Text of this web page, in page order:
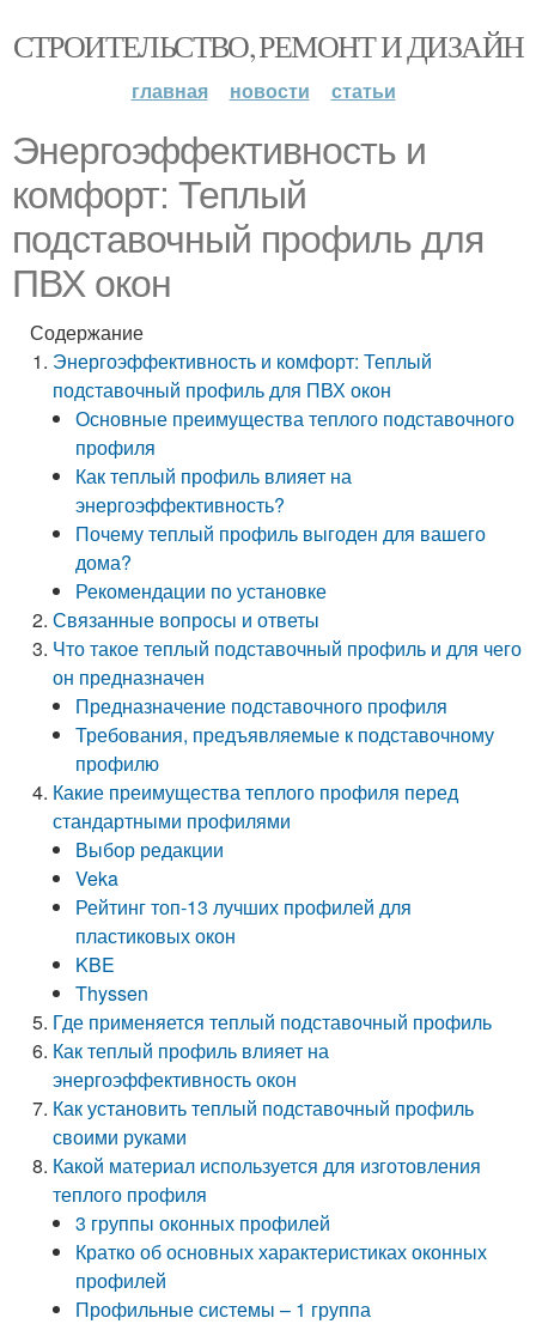
СТРОИТЕЛЬСТВО, РЕМОНТ И ДИЗАЙН
главная новости статьи
Энергоэффективность и
комфорт: Теплый
подставочный профиль для
ПВХ окон
Содержание
Энергоэффективность и комфорт: Теплый
подставочный профиль для ПВХ окон
Основные преимущества теплого подставочного
профиля
Как теплый профиль влияет на
энергоэффективность?
Почему теплый профиль выгоден для вашего
дома?
Рекомендации по установке
Связанные вопросы и ответы
Что такое теплый подставочный профиль и для чего
он предназначен
Предназначение подставочного профиля
Требования, предъявляемые к подставочному
профилю
Какие преимущества теплого профиля перед
стандартными профилями
Выбор редакции
Veka
Рейтинг топ-13 лучших профилей для
пластиковых окон
KBE
Thyssen
Где применяется теплый подставочный профиль
Как теплый профиль влияет на
энергоэффективность окон
Как установить теплый подставочный профиль
своими руками
Какой материал используется для изготовления
теплого профиля
3 группы оконных профилей
Кратко об основных характеристиках оконных
профилей
Профильные системы – 1 группа